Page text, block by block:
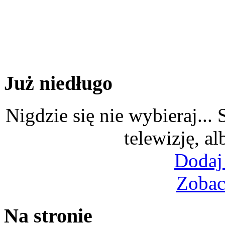
Już niedługo
Nigdzie się nie wybieraj...
telewizję,
Na stronie